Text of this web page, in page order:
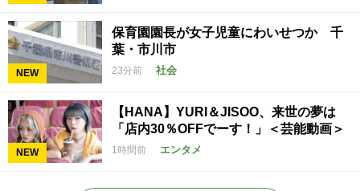
NEW
保育園園長が女子児童にわいせつか 千
葉・市川市
23分前 社会
NEW
【HANA】YURI＆JISOO、来世の夢は
「店内30％OFFでーす！」＜芸能動画＞
1時間前 エンタメ